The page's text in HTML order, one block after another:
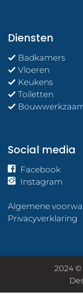
Diensten
Badkamers
Vloeren
Keukens
Toiletten
Social media
Facebook
Instagram
Algemene
Privacyverklaring
2024